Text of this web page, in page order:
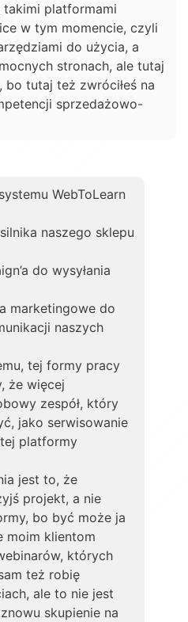
takimi platformami
w tym momencie, czyli
do użycia, a
stronach, ale tutaj
bo tutaj też zwróciłeś na
sprzedażowo-
WebToLearn
naszego sklepu
do wysyłania
marketingowe do
naszych
tej formy pracy
że więcej
zespół, który
jako serwisowanie
platformy
jest to, że
projekt, a nie
bo być może ja
moim klientom
których
też robię
ale to nie jest
skupienie na